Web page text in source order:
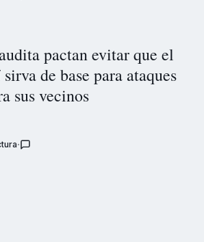
pactan evitar que el
de base para ataques
sus vecinos